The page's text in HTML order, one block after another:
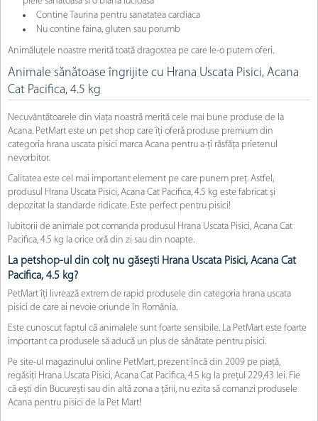
Contine Taurina pentru sanatatea cardiaca
Nu contine faina, gluten sau porumb
Animăluțele noastre merită toată dragostea pe care le-o putem oferi.
Animale sănătoase îngrijite cu Hrana Uscata Pisici, Acana
Cat Pacifica, 4.5 kg
Necuvântătoarele din viața noastră merită cele mai bune produse de la
Acana. PetMart este un pet shop care îți oferă produse premium din
categoria hrana uscata pisici marca Acana pentru a-ți răsfăța prietenul
nevorbitor.
Calitatea este cel mai important element pe care punem preț. Astfel,
produsul Hrana Uscata Pisici, Acana Cat Pacifica, 4.5 kg este fabricat și
depozitat la standarde ridicate. Este perfect pentru pisici!
Iubitorii de animale pot comanda produsul Hrana Uscata Pisici, Acana Cat
Pacifica, 4.5 kg la orice oră din zi sau din noapte.
La petshop-ul din colț nu găsești Hrana Uscata Pisici, Acana Cat
Pacifica, 4.5 kg?
PetMart îți livrează extrem de rapid produsele din categoria hrana uscata
pisici de care ai nevoie oriunde în România.
Este cunoscut faptul că animalele sunt foarte sensibile. La PetMart este foarte
important ca produsele să aducă un plus de sănătate pentru pisici.
Pe site-ul magazinului online PetMart, prezent încă din 2009 pe piață,
regăsiți Hrana Uscata Pisici, Acana Cat Pacifica, 4.5 kg la prețul 229,43 lei. Fie
că ești din București sau din altă zona a țării, nu ezita să comanzi produsele
Acana pentru pisici de la Pet Mart!